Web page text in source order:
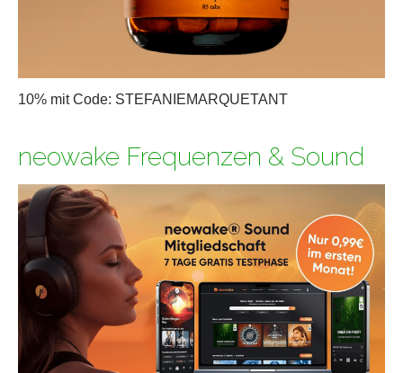
10% mit Code: STEFANIEMARQUETANT
neowake Frequenzen & Sound